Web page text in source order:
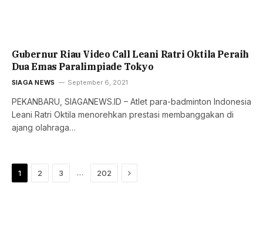
Gubernur Riau Video Call Leani Ratri Oktila Peraih
Dua Emas Paralimpiade Tokyo
SIAGA NEWS September 6, 2021
PEKANBARU, SIAGANEWS.ID – Atlet para-badminton Indonesia
Leani Ratri Oktila menorehkan prestasi membanggakan di
ajang olahraga…
1 2 3 … 202 Next